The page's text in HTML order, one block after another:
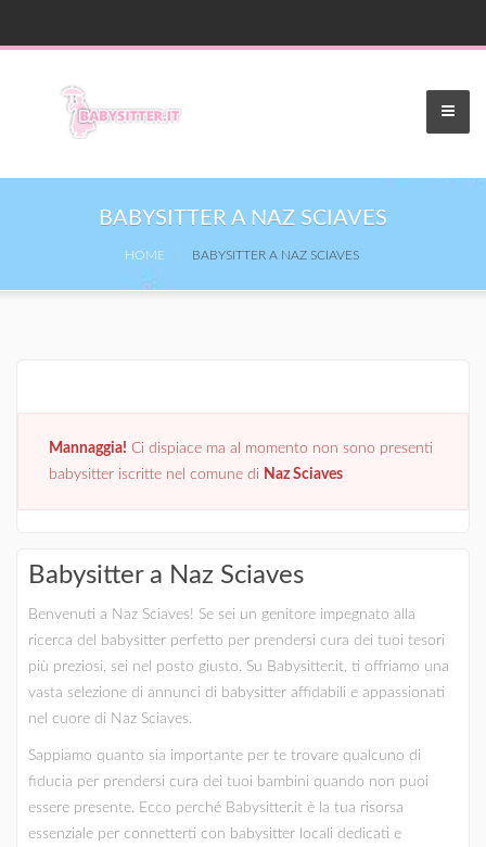
BABYSITTER A NAZ SCIAVES
HOME BABYSITTER A NAZ SCIAVES
Mannaggia! Ci dispiace ma al momento non sono presenti
babysitter iscritte nel comune di Naz Sciaves
Babysitter a Naz Sciaves
Benvenuti a Naz Sciaves! Se sei un genitore impegnato alla
ricerca del babysitter perfetto per prendersi cura dei tuoi tesori
più preziosi, sei nel posto giusto. Su Babysitter.it, ti offriamo una
vasta selezione di annunci di babysitter affidabili e appassionati
nel cuore di Naz Sciaves.
Sappiamo quanto sia importante per te trovare qualcuno di
fiducia per prendersi cura dei tuoi bambini quando non puoi
essere presente. Ecco perché Babysitter.it è la tua risorsa
essenziale per connetterti con babysitter locali dedicati e